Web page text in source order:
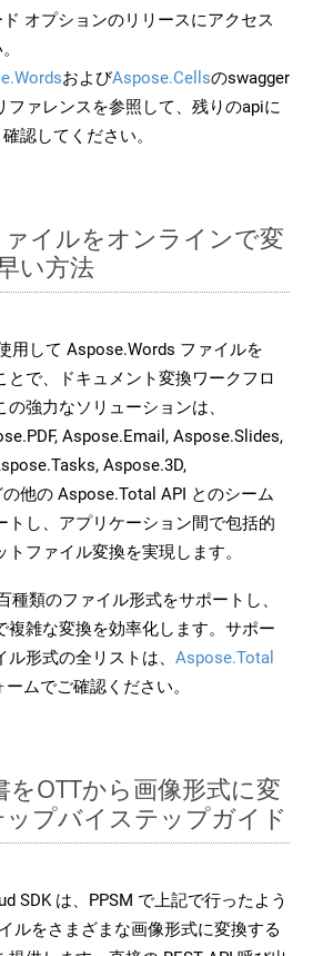
オプションのリリースにアクセス
およびAspose.Cellsのswagger
ファレンスを参照して、残りのapiに
認してください。
イルをオンラインで変
い方法
用して Aspose.Words ファイルを
とで、ドキュメント変換ワークフロ
強力なソリューションは、
Aspose.Email, Aspose.Slides,
Aspose.3D,
他の Aspose.Total API とのシーム
トし、アプリケーション間で包括的
ファイル変換を実現します。
種類のファイル形式をサポートし、
複雑な変換を効率化します。サポー
ル形式の全リストは、 Aspose.Total
ムでご確認ください。
をOTTから画像形式に変
プバイステップガイド
SDK は、PPSM で上記で行ったよう
ルをさまざまな画像形式に変換する